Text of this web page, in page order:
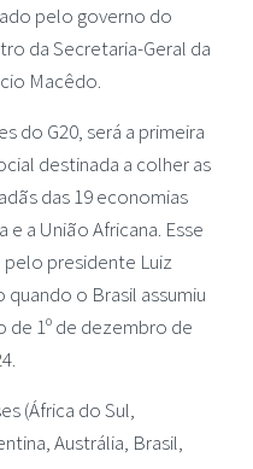
pelo governo do
da Secretaria-Geral da
Macêdo.
do G20, será a primeira
destinada a colher as
das 19 economias
a União Africana. Esse
presidente Luiz
o Brasil assumiu
de 1º de dezembro de
(África do Sul,
Austrália, Brasil,